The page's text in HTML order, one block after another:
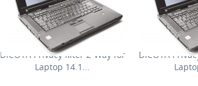
DICOTA Privacy filter 2-Way for
Laptop 14.1...
DICOTA